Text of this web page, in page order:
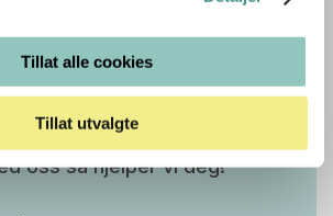
Tillat alle cookies
Tillat utvalgte
med et større kjøp eller
oss så hjelper vi deg!